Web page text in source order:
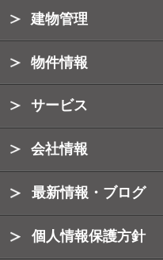
建物管理
物件情報
サービス
会社情報
最新情報・ブログ
個人情報保護方針